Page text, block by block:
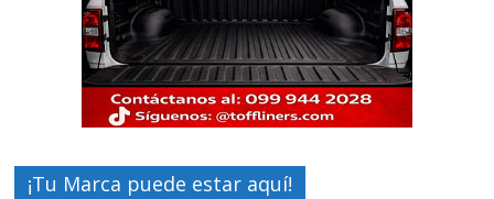
¡Tu Marca puede estar aquí!